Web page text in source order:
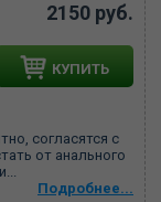
2150 руб.
КУПИТЬ
согласятся с
от анального
Подробнее...